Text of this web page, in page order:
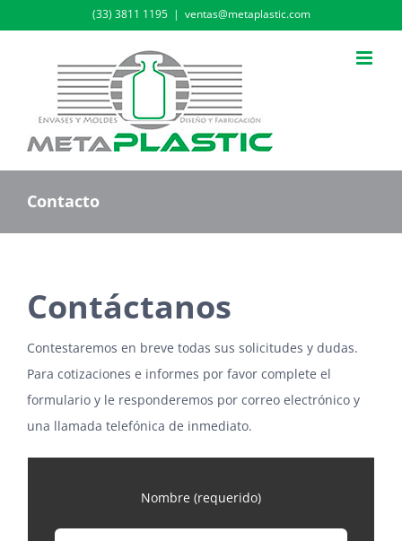
(33) 3811 1195 | ventas@metaplastic.com
Contacto
Contáctanos
Contestaremos en breve todas sus solicitudes y dudas.
Para cotizaciones e informes por favor complete el
formulario y le responderemos por correo electrónico y
una llamada telefónica de inmediato.
Nombre (requerido)